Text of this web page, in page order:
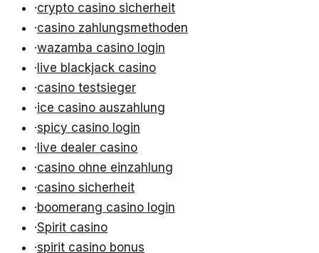
·crypto casino sicherheit
·casino zahlungsmethoden
·wazamba casino login
· live blackjack casino
·casino testsieger
·ice casino auszahlung
·spicy casino login
· live dealer casino
·casino ohne einzahlung
·casino sicherheit
·boomerang casino login
·Spirit casino
·spirit casino bonus